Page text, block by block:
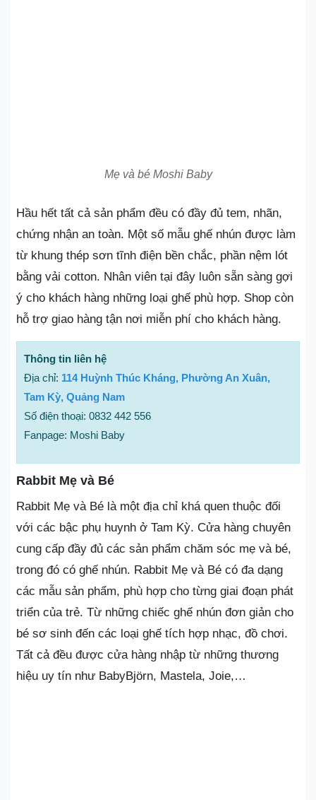
Mẹ và bé Moshi Baby
Hầu hết tất cả sản phẩm đều có đầy đủ tem, nhãn,
chứng nhận an toàn. Một số mẫu ghế nhún được làm
từ khung thép sơn tĩnh điện bền chắc, phần nệm lót
bằng vải cotton. Nhân viên tại đây luôn sẵn sàng gợi
ý cho khách hàng những loại ghế phù hợp. Shop còn
hỗ trợ giao hàng tận nơi miễn phí cho khách hàng.
Thông tin liên hệ
Địa chỉ: 114 Huỳnh Thúc Kháng, Phường An Xuân,
Tam Kỳ, Quảng Nam
Số điện thoại: 0832 442 556
Fanpage: Moshi Baby
Rabbit Mẹ và Bé
Rabbit Mẹ và Bé là một địa chỉ khá quen thuộc đối
với các bậc phụ huynh ở Tam Kỳ. Cửa hàng chuyên
cung cấp đầy đủ các sản phẩm chăm sóc mẹ và bé,
trong đó có ghế nhún. Rabbit Mẹ và Bé có đa dạng
các mẫu sản phẩm, phù hợp cho từng giai đoạn phát
triển của trẻ. Từ những chiếc ghế nhún đơn giản cho
bé sơ sinh đến các loại ghế tích hợp nhạc, đồ chơi.
Tất cả đều được cửa hàng nhập từ những thương
hiệu uy tín như BabyBjörn, Mastela, Joie,…